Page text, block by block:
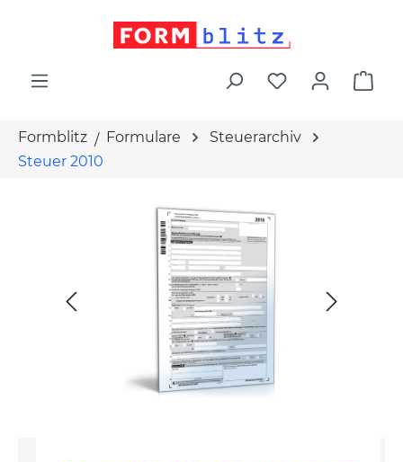
Formblitz Formulare
Steuerarchiv
Steuer 2010